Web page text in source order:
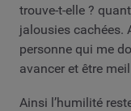
trouve-t-elle ?
jalousies cachées.
personne qui me
avancer et être
Ainsi l’humilité